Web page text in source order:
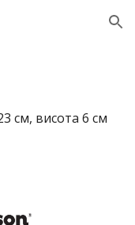
Skip to navigation
см, висота 6 см